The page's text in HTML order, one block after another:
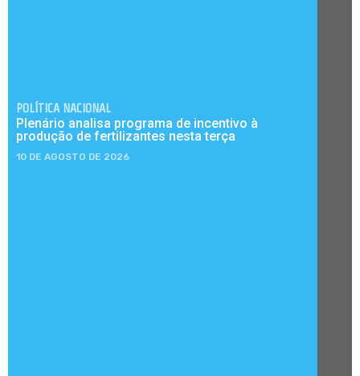
POLÍTICA NACIONAL
Plenário analisa programa de incentivo à
produção de fertilizantes nesta terça
10 DE AGOSTO DE 2026